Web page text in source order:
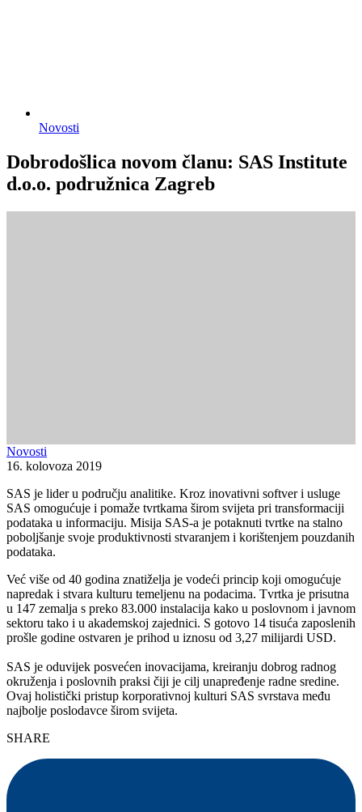
Novosti
Dobrodošlica novom članu: SAS Institute
d.o.o. podružnica Zagreb
Novosti
16. kolovoza 2019
SAS je lider u području analitike. Kroz inovativni softver i usluge
SAS omogućuje i pomaže tvrtkama širom svijeta pri transformaciji
podataka u informaciju. Misija SAS-a je potaknuti tvrtke na stalno
poboljšanje svoje produktivnosti stvaranjem i korištenjem pouzdanih
podataka.
Već više od 40 godina znatiželja je vodeći princip koji omogućuje
napredak i stvara kulturu temeljenu na podacima. Tvrtka je prisutna
u 147 zemalja s preko 83.000 instalacija kako u poslovnom i javnom
sektoru tako i u akademskoj zajednici. S gotovo 14 tisuća zaposlenih
prošle godine ostvaren je prihod u iznosu od 3,27 milijardi USD.
SAS je oduvijek posvećen inovacijama, kreiranju dobrog radnog
okruženja i poslovnih praksi čiji je cilj unapređenje radne sredine.
Ovaj holistički pristup korporativnoj kulturi SAS svrstava među
najbolje poslodavce širom svijeta.
SHARE